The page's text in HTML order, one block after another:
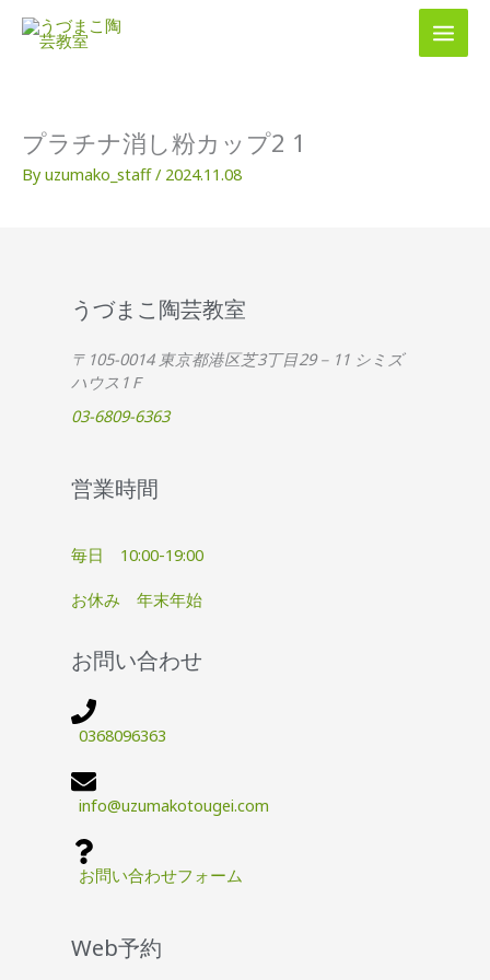
プラチナ消し粉カップ2 1
Byuzumako_staff/ 2024.11.08
うづまこ陶芸教室
〒105-0014 東京都港区芝3丁目29－11 シミズ
ハウス1Ｆ
03-6809-6363
営業時間
毎日 10:00-19:00
お休み 年末年始
お問い合わせ
0368096363
info@uzumakotougei.com
お問い合わせフォーム
Web予約